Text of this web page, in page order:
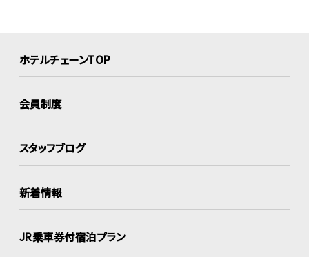
ホテルチェーンTOP
会員制度
スタッフブログ
新着情報
JR乗車券付宿泊プラン